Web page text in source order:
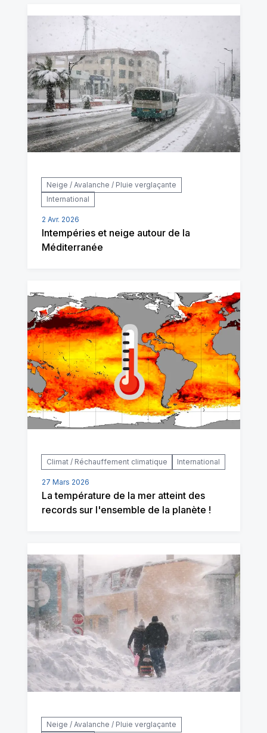
Neige / Avalanche / Pluie verglaçante
International
2 Avr. 2026
Intempéries et neige autour de la
Méditerranée
Climat / Réchauffement climatique International
27 Mars 2026
La température de la mer atteint des
records sur l'ensemble de la planète !
Neige / Avalanche / Pluie verglaçante